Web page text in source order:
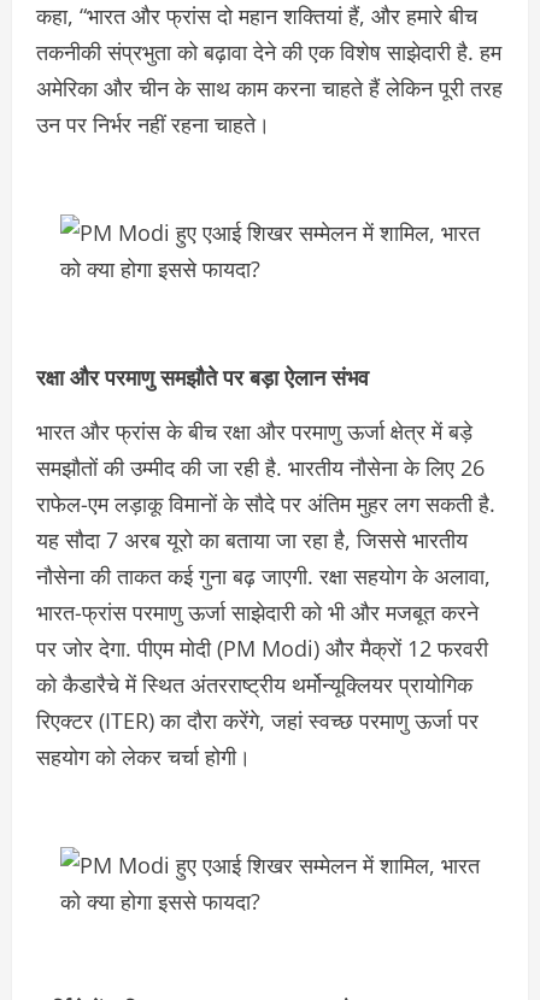
कहा, “भारत और फ्रांस दो महान शक्तियां हैं, और हमारे बीच
तकनीकी संप्रभुता को बढ़ावा देने की एक विशेष साझेदारी है. हम
अमेरिका और चीन के साथ काम करना चाहते हैं लेकिन पूरी तरह
उन पर निर्भर नहीं रहना चाहते।
रक्षा और परमाणु समझौते पर बड़ा ऐलान संभव
भारत और फ्रांस के बीच रक्षा और परमाणु ऊर्जा क्षेत्र में बड़े
समझौतों की उम्मीद की जा रही है. भारतीय नौसेना के लिए 26
राफेल-एम लड़ाकू विमानों के सौदे पर अंतिम मुहर लग सकती है.
यह सौदा 7 अरब यूरो का बताया जा रहा है, जिससे भारतीय
नौसेना की ताकत कई गुना बढ़ जाएगी. रक्षा सहयोग के अलावा,
भारत-फ्रांस परमाणु ऊर्जा साझेदारी को भी और मजबूत करने
पर जोर देगा. पीएम मोदी (PM Modi) और मैक्रों 12 फरवरी
को कैडारैचे में स्थित अंतरराष्ट्रीय थर्मोन्यूक्लियर प्रायोगिक
रिएक्टर (ITER) का दौरा करेंगे, जहां स्वच्छ परमाणु ऊर्जा पर
सहयोग को लेकर चर्चा होगी।